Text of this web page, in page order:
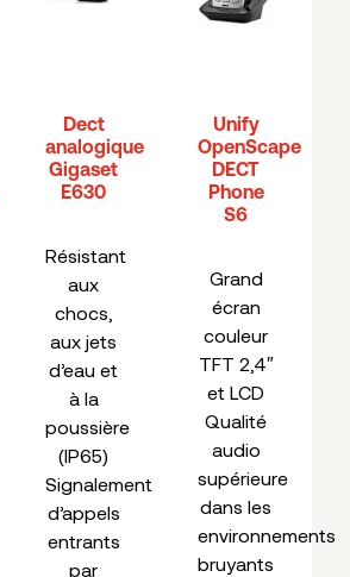
Dect
analogique
Gigaset
E630
Résistant
aux
chocs,
aux jets
d’eau et
à la
poussière
(IP65)
Signalement
d’appels
entrants
par
Unify
OpenScape
DECT
Phone
S6
Grand
écran
couleur
TFT 2,4″
et LCD
Qualité
audio
supérieure
dans les
environnements
bruyants